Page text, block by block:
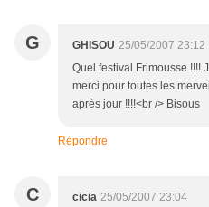
G GHISOU 25/05/2007 23:12
Quel festival Frimousse !!!!
merci pour toutes les
après jour !!!!<br /> Bisous
Répondre
C cicia 25/05/2007 23:04